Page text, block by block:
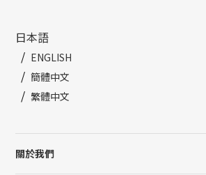
日本語
ENGLISH
簡體中文
繁體中文
關於我們